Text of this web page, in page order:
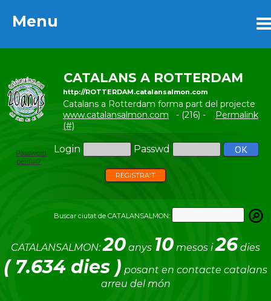
Menu
CATALANS A ROTTERDAM
http://ROTTERDAM.catalansalmon.com
Catalans a Rotterdam forma part del projecte
www.catalansalmon.com - (216) - Permalink
(#)
Login Passwd
Password
perdut?
REGISTRA'T
Buscar ciutat de CATALANSALMON:
CATALANSALMON:20 anys 10 mesos i26 dies
( 7.634 dies ) posant en contacte catalans
arreu del món
Menu